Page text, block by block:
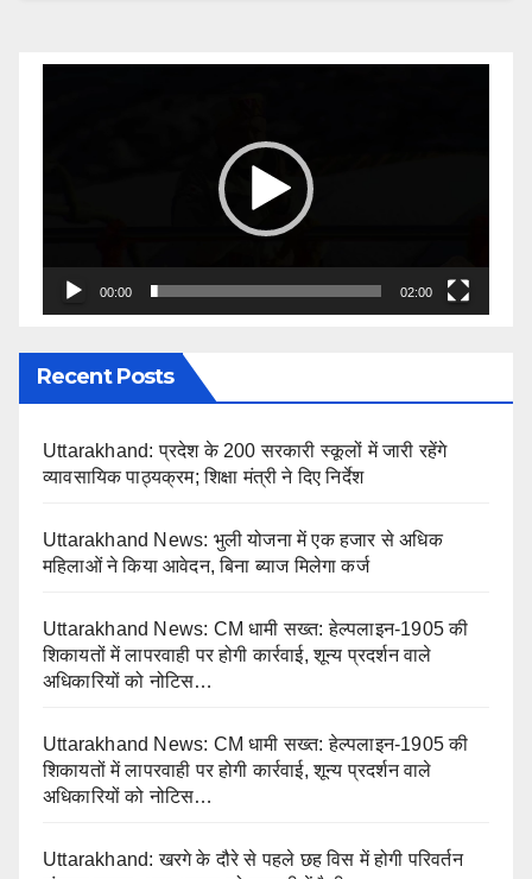
00:00 02:00
Recent Posts
Uttarakhand: प्रदेश के 200 सरकारी स्कूलों में जारी रहेंगे
व्यावसायिक पाठ्यक्रम; शिक्षा मंत्री ने दिए निर्देश
Uttarakhand News: भुली योजना में एक हजार से अधिक
महिलाओं ने किया आवेदन, बिना ब्याज मिलेगा कर्ज
Uttarakhand News: CM धामी सख्त: हेल्पलाइन-1905 की
शिकायतों में लापरवाही पर होगी कार्रवाई, शून्य प्रदर्शन वाले
अधिकारियों को नोटिस…
Uttarakhand News: CM धामी सख्त: हेल्पलाइन-1905 की
शिकायतों में लापरवाही पर होगी कार्रवाई, शून्य प्रदर्शन वाले
अधिकारियों को नोटिस…
Uttarakhand: खरगे के दौरे से पहले छह विस में होगी परिवर्तन